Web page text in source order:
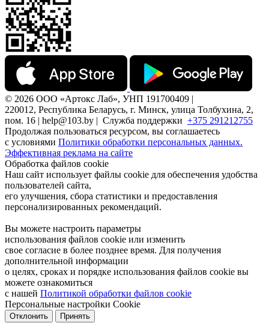
© 2026 ООО «Артокс Лаб», УНП 191700409 |
220012, Республика Беларусь, г. Минск, улица Толбухина, 2,
пом. 16 | help@103.by | Служба поддержки +375 291212755
Продолжая пользоваться ресурсом, вы соглашаетесь
с условиями Политики обработки персональных данных.
Эффективная реклама на сайте
Обработка файлов cookie
Наш сайт использует файлы cookie для обеспечения удобства
пользователей сайта,
его улучшения, сбора статистики и предоставления
персонализированных рекомендаций.
Вы можете настроить параметры
использования файлов cookie или изменить
свое согласие в более позднее время. Для получения
дополнительной информации
о целях, сроках и порядке использования файлов cookie вы
можете ознакомиться
с нашей Политикой обработки файлов cookie
Персональные настройки Cookie
Отклонить Принять